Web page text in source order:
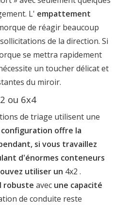
L' empattement
de réagir beaucoup
de la direction. Si
se mettra rapidement
un toucher délicat et
du miroir.
ou 6x4
de triage utilisent une
offre la
si vous travaillez
d'énormes conteneurs
utiliser un 4x2 .
robuste avec une capacité
de conduite reste